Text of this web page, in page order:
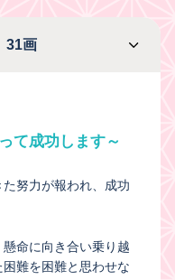
31画
て成功します～
努力が報われ、成功
命に向き合い乗り越
難を困難と思わせな